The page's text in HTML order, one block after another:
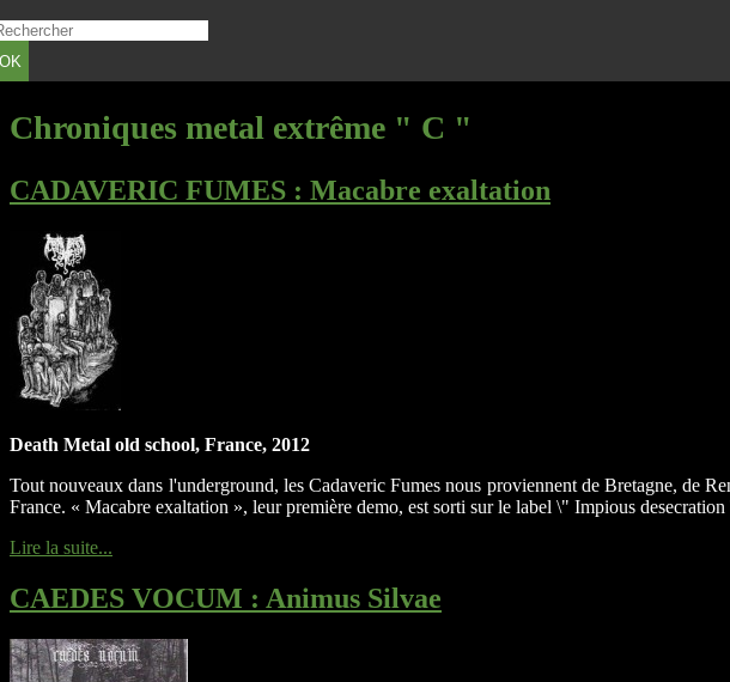
OK
Chroniques metal extrême " C "
CADAVERIC FUMES : Macabre exaltation
Death Metal old school, France, 2012
Tout nouveaux dans l'underground, les Cadaveric Fumes nous proviennent de Bretagne, de
France. « Macabre exaltation », leur première demo, est sorti sur le label \" Impious
Lire la suite...
CAEDES VOCUM : Animus Silvae